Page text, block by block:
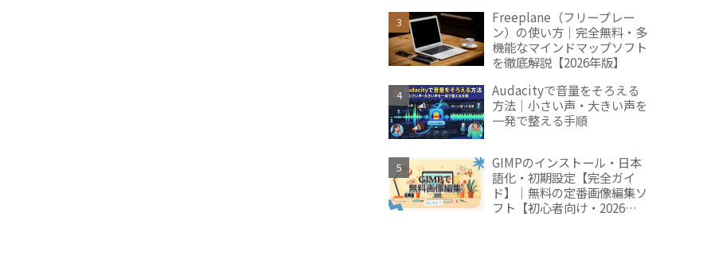
Freeplane（フリープレー
ン）の使い方｜完全無料・多
機能なマインドマップソフト
を徹底解説【2026年版】
Audacityで音量をそろえる
方法｜小さい声・大きい声を
一発で整える手順
GIMPのインストール・日本
語化・初期設定【完全ガイ
ド】｜無料の定番画像編集ソ
フト【初心者向け・2026年